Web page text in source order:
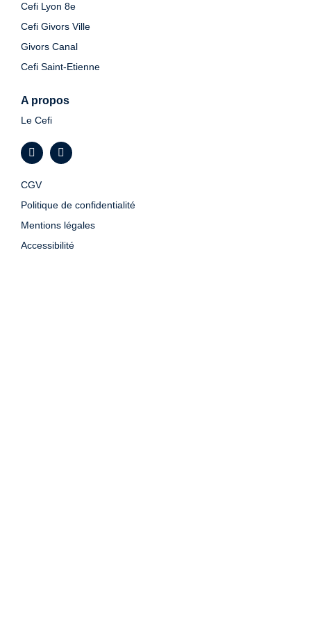
Cefi Lyon 8e
Cefi Givors Ville
Givors Canal
Cefi Saint-Etienne
A propos
Le Cefi
CGV
Politique de confidentialité
Mentions légales
Accessibilité